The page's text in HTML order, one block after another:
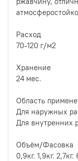
Расход
70-120 г/м2
Хранение
24 мес.
Область
Для наружных
Для внутренних
Объём/Фасовка
0,9кг. 1,9кг. 2,7кг.